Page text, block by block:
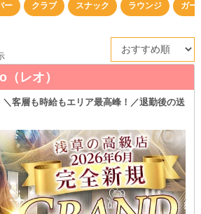
索条件を変えられるため、あなたにぴったりの
かるはず。
ー クラブ スナック ラウンジ ガー
（レオ）
＼客層も時給もエリア最高峰！／退勤後の送